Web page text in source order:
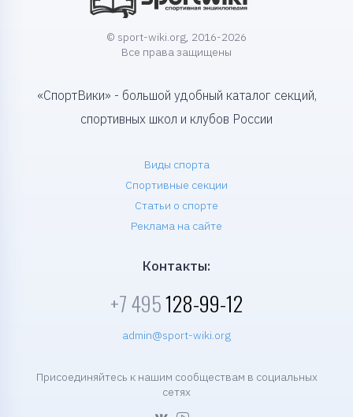
© sport-wiki.org, 2016-2026
Все права защищены
«СпортВики» - большой удобный каталог секций,
спортивных школ и клубов России
Виды спорта
Спортивные секции
Статьи о спорте
Реклама на сайте
Контакты:
+7 495128-99-12
admin@sport-wiki.org
Присоединяйтесь к нашим сообществам в социальных
сетях